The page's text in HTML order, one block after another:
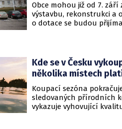
Obce mohou již od 7.
výstavbu, rekonstrukci a
o dotace se budou
tocích – 3. etapa.
zemědělství.
Kde se v Česku
několika místech
Koupací sezóna
sledovaných přírodních
vykazuje vyhovující